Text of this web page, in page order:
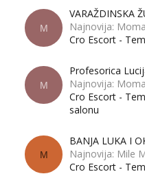
M
VARAŽDINSKA
Najnovija:
Cro Escort -
M
Profesorica
Najnovija:
Cro Escort -
salonu
M
BANJA LUKA I
Najnovija: Mile
Cro Escort -